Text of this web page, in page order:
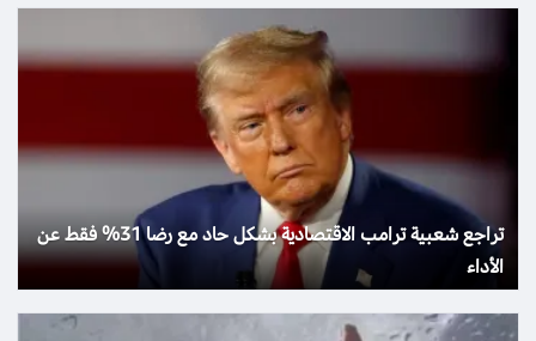
تراجع شعبية ترامب الاقتصادية بشكل حاد مع رضا 31% فقط عن
الأداء